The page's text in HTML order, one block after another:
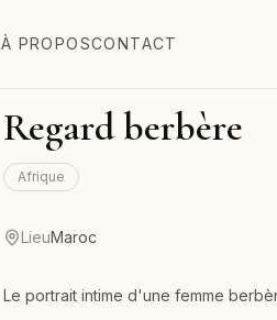
À PROPOSCONTACT
Regard berbère
Afrique
LieuMaroc
Le portrait intime d'une femme